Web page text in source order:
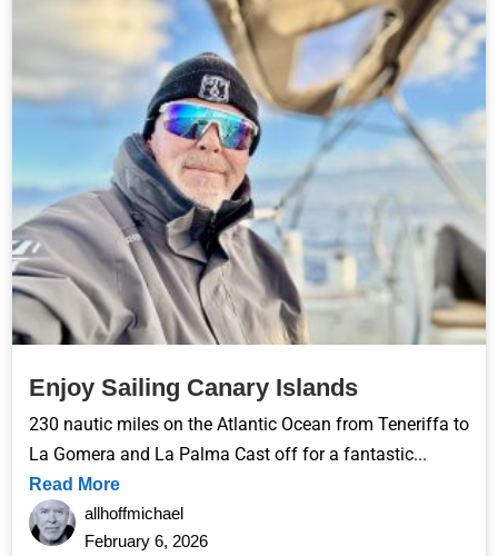
Enjoy Sailing Canary Islands
230 nautic miles on the Atlantic Ocean from Teneriffa to
La Gomera and La Palma Cast off for a fantastic...
Read More
allhoffmichael
February 6, 2026